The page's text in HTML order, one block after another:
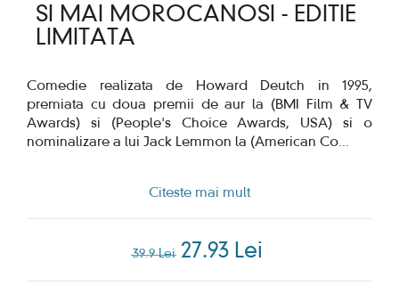
SI MAI MOROCANOSI - EDITIE
LIMITATA
Comedie realizata de Howard Deutch in 1995,
premiata cu doua premii de aur la (BMI Film & TV
Awards) si (People's Choice Awards, USA) si o
nominalizare a lui Jack Lemmon la (American Co...
Citeste mai mult
39.9 Lei 27.93 Lei